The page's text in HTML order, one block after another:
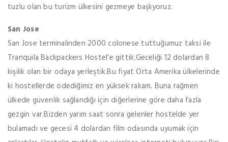
tuzlu olan bu turizm ülkesini gezmeye başlıyoruz.
San Jose
San Jose terminalinden 2000 colonese tuttuğumuz taksi ile
Tranquila Backpackers Hostel’e gittik.Geceliği 12 dolardan 8
kişilik olan bir odaya yerleştik.Bu fiyat Orta Amerika ülkelerinde
ki hostellerde ödediğimiz en yüksek rakam. Buna rağmen
ülkede güvenlik sağlandığı için diğerlerine göre daha fazla
gezgin var.Bizden yarım saat sonra gelenler hostelde yer
bulamadı ve gecesi 4 dolardan film odasında uyumak için